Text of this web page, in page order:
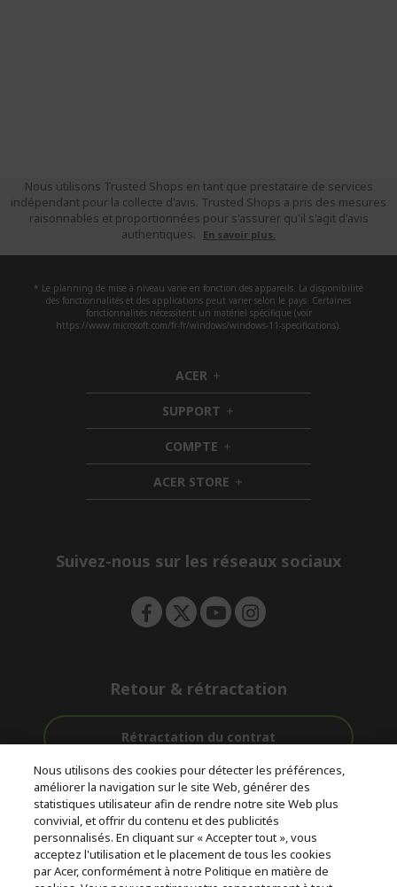
Nous utilisons Trusted Shops en tant que prestataire de services
indépendant pour la collecte d'avis. Trusted Shops a pris des mesures
raisonnables et proportionnées pour s'assurer qu'il s'agit d'avis
authentiques.
En savoir plus.
* Le planning de mise à niveau varie en fonction des appareils. La disponibilité
des fonctionnalités et des applications peut varier selon le pays. Certaines
fonctionnalités nécessitent un matériel spécifique (voir
https://www.microsoft.com/fr-fr/windows/windows-11-specifications).
ACER h
i
d
d
e
n
SUPPORT h
i
d
d
e
n
COMPTE h
i
d
d
ACER STORE h
i
e
Suivez-nous sur les réseaux sociaux
Retour & rétractation
Rétractation du contrat
Livraison
Gratuite
Accompagnement
avant et après-
vente
Avec 0%
D'intérêt
© 2026 Acer Inc.
CPYou BV est le revendeur et marchand agréé pour les produits et
Nous utilisons des cookies pour détecter les préférences,
améliorer la navigation sur le site Web, générer des
statistiques utilisateur afin de rendre notre site Web plus
convivial, et offrir du contenu et des publicités
personnalisés. En cliquant sur « Accepter tout », vous
acceptez l'utilisation et le placement de tous les cookies
par Acer, conformément à notre Politique en matière de